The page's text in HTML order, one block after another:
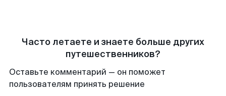
Часто летаете и знаете больше других
путешественников?
Оставьте комментарий — он поможет
пользователям принять решение